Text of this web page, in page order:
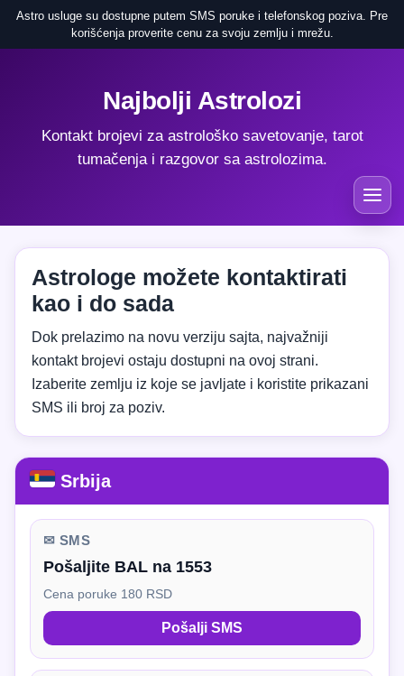
Astro usluge su dostupne putem SMS poruke i telefonskog poziva. Pre
korišćenja proverite cenu za svoju zemlju i mrežu.
Najbolji Astrolozi
Kontakt brojevi za astrološko savetovanje, tarot
tumačenja i razgovor sa astrolozima.
Astrologe možete kontaktirati
kao i do sada
Dok prelazimo na novu verziju sajta, najvažniji
kontakt brojevi ostaju dostupni na ovoj strani.
Izaberite zemlju iz koje se javljate i koristite prikazani
SMS ili broj za poziv.
Srbija
✉ SMS
Pošaljite BAL na 1553
Cena poruke 180 RSD
Pošalji SMS